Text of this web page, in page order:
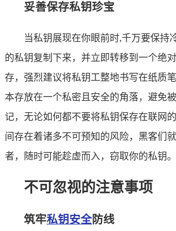
妥善保存私钥珍宝
当私钥展现在你眼前时,千万要保持
的私钥复制下来，并立即转移到一个绝
存，强烈建议将私钥工整地书写在纸质
本存放在一个私密且安全的角落，避免
记，无论如何都不要将私钥保存在联网
间存在着诸多不可预知的风险，黑客们
者，随时可能趁虚而入，窃取你的私钥。
不可忽视的注意事项
筑牢私钥安全防线